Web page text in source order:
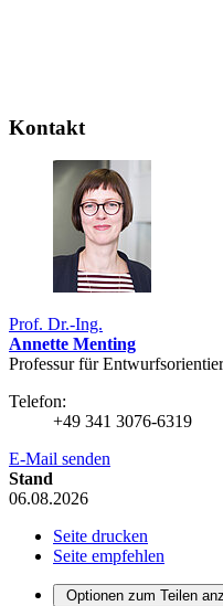
Kontakt
Prof. Dr.-Ing.
Annette Menting
Professur für
Telefon:
+49 341 3076-6319
E-Mail senden
Stand
06.08.2026
Seite drucken
Seite empfehlen
Optionen zum Teilen